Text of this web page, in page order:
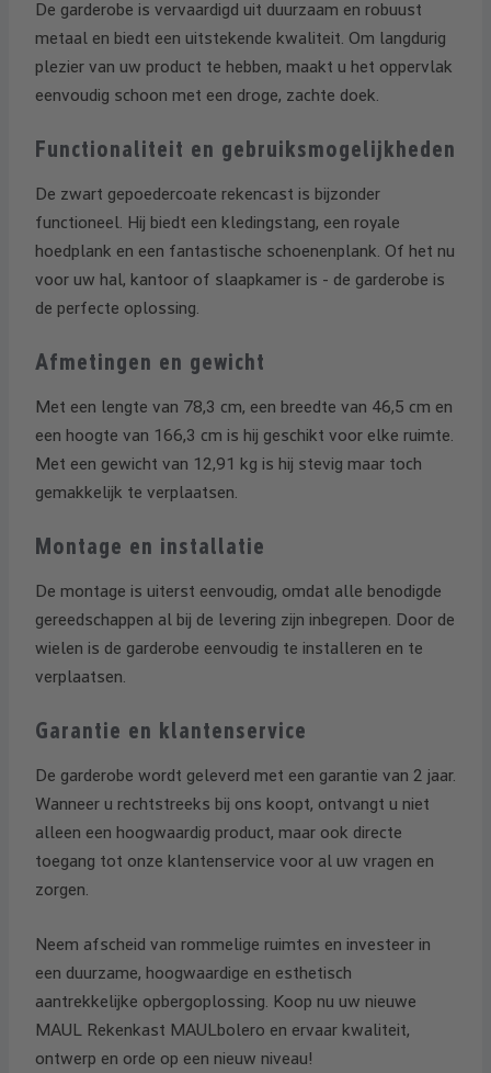
De garderobe is vervaardigd uit duurzaam en robuust
metaal en biedt een uitstekende kwaliteit. Om langdurig
plezier van uw product te hebben, maakt u het oppervlak
eenvoudig schoon met een droge, zachte doek.
Functionaliteit en gebruiksmogelijkheden
De zwart gepoedercoate rekencast is bijzonder
functioneel. Hij biedt een kledingstang, een royale
hoedplank en een fantastische schoenenplank. Of het nu
voor uw hal, kantoor of slaapkamer is - de garderobe is
de perfecte oplossing.
Afmetingen en gewicht
Met een lengte van 78,3 cm, een breedte van 46,5 cm en
een hoogte van 166,3 cm is hij geschikt voor elke ruimte.
Met een gewicht van 12,91 kg is hij stevig maar toch
gemakkelijk te verplaatsen.
Montage en installatie
De montage is uiterst eenvoudig, omdat alle benodigde
gereedschappen al bij de levering zijn inbegrepen. Door de
wielen is de garderobe eenvoudig te installeren en te
verplaatsen.
Garantie en klantenservice
De garderobe wordt geleverd met een garantie van 2 jaar.
Wanneer u rechtstreeks bij ons koopt, ontvangt u niet
alleen een hoogwaardig product, maar ook directe
toegang tot onze klantenservice voor al uw vragen en
zorgen.
Neem afscheid van rommelige ruimtes en investeer in
een duurzame, hoogwaardige en esthetisch
aantrekkelijke opbergoplossing. Koop nu uw nieuwe
MAUL Rekenkast MAULbolero en ervaar kwaliteit,
ontwerp en orde op een nieuw niveau!